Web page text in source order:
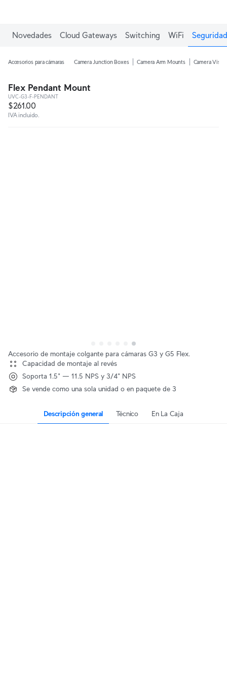
Novedades Cloud Gateways Switching WiFi
Accesorios para cámaras Camera Junction Boxes Camera Arm Mounts Camera
Flex Pendant Mount
UVC-G3-F-PENDANT
$261.00
IVA incluido.
Accesorio de montaje colgante para cámaras G3 y G5 Flex.
Capacidad de montaje al revés
Soporta 1.5" — 11.5 NPS y 3/4" NPS
Se vende como una sola unidad o en paquete de 3
Descripción general Técnico En La Caja